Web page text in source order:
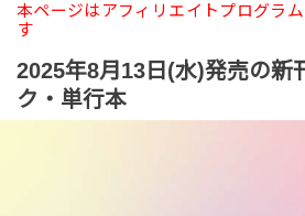
本ページはアフィリエイトプログラ
す
2025年8月13日(水)発売の新
ク・単行本